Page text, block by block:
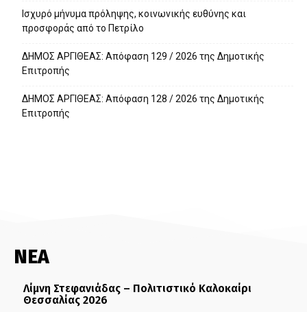
Ισχυρό μήνυμα πρόληψης, κοινωνικής ευθύνης και
προσφοράς από το Πετρίλο
ΔΗΜΟΣ ΑΡΓΙΘΕΑΣ: Απόφαση 129 / 2026 της Δημοτικής
Επιτροπής
ΔΗΜΟΣ ΑΡΓΙΘΕΑΣ: Απόφαση 128 / 2026 της Δημοτικής
Επιτροπής
ΝΕΑ
Λίμνη Στεφανιάδας – Πολιτιστικό Καλοκαίρι
Θεσσαλίας 2026